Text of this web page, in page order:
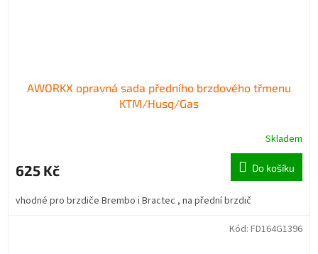
AWORKX opravná sada předního brzdového třmenu
KTM/Husq/Gas
Skladem
625 Kč Do košíku
vhodné pro brzdiče Brembo i Bractec , na přední brzdič
Kód: FD164G1396